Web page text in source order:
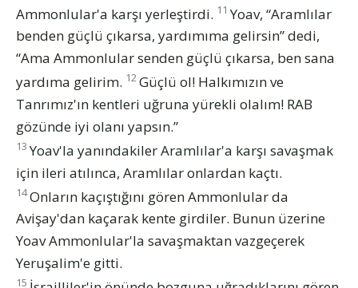
Ammonlular'a karşı yerleştirdi. 11 Yoav, “Aramlılar
benden güçlü çıkarsa, yardımıma gelirsin” dedi,
“Ama Ammonlular senden güçlü çıkarsa, ben sana
yardıma gelirim. 12Güçlü ol! Halkımızın ve
Tanrımız'ın kentleri uğruna yürekli olalım! RAB
gözünde iyi olanı yapsın.”
13 Yoav'la yanındakiler Aramlılar'a karşı savaşmak
için ileri atılınca, Aramlılar onlardan kaçtı.
14Onların kaçıştığını gören Ammonlular da
Avişay'dan kaçarak kente girdiler. Bunun üzerine
Yoav Ammonlular'la savaşmaktan vazgeçerek
Yeruşalim'e gitti.
15